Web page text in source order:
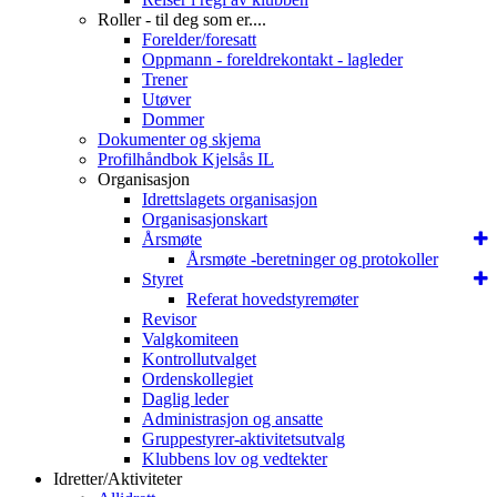
Roller - til deg som er....
Forelder/foresatt
Oppmann - foreldrekontakt - lagleder
Trener
Utøver
Dommer
Dokumenter og skjema
Profilhåndbok Kjelsås IL
Organisasjon
Idrettslagets organisasjon
Organisasjonskart
Årsmøte
Årsmøte -beretninger og protokoller
Styret
Referat hovedstyremøter
Revisor
Valgkomiteen
Kontrollutvalget
Ordenskollegiet
Daglig leder
Administrasjon og ansatte
Gruppestyrer-aktivitetsutvalg
Klubbens lov og vedtekter
Idretter/Aktiviteter